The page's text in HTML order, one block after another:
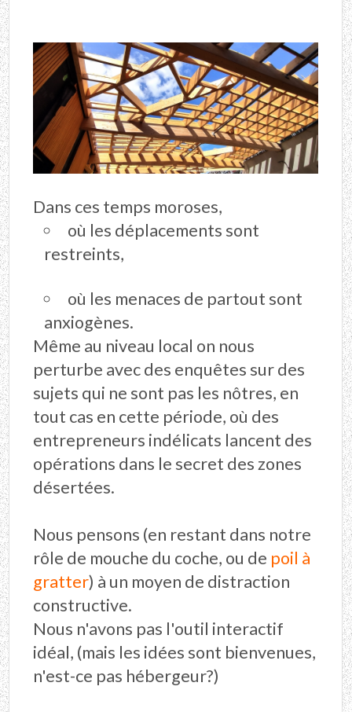
Dans ces temps moroses,
où les déplacements sont
restreints,
où les menaces de partout sont
anxiogènes.
Même au niveau local on nous
perturbe avec des enquêtes sur des
sujets qui ne sont pas les nôtres, en
tout cas en cette période, où des
entrepreneurs indélicats lancent des
opérations dans le secret des zones
désertées.
Nous pensons (en restant dans notre
rôle de mouche du coche, ou de poil à
gratter) à un moyen de distraction
constructive.
Nous n'avons pas l'outil interactif
idéal, (mais les idées sont bienvenues,
n'est-ce pas hébergeur?)